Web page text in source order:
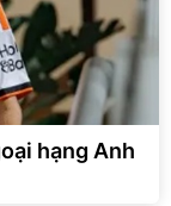
hạng Anh